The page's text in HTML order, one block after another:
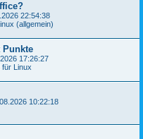
22:54:38
(allgemein)
Punkte
17:26:27
für Linux
10:22:18